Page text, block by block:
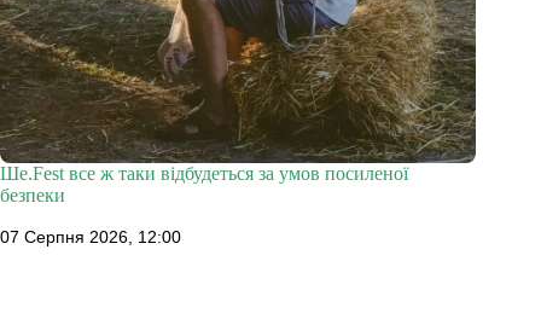
Ше.Fest все ж таки відбудеться за умов посиленої
безпеки
07 Серпня 2026, 12:00